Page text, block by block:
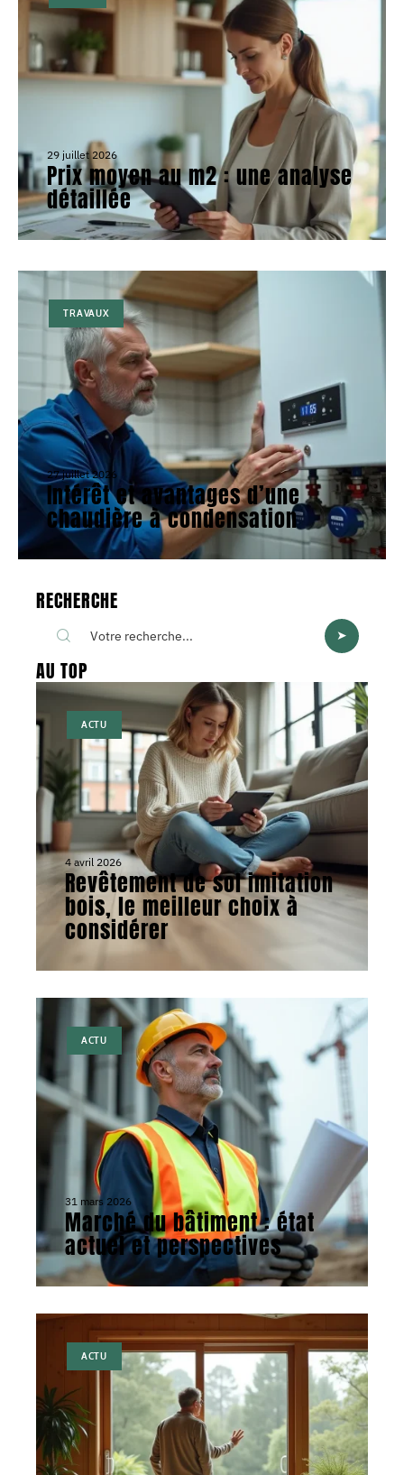
29 juillet 2026
Prix moyen au m2 : une analyse
détaillée
TRAVAUX
27 juillet 2026
Intérêt et avantages d’une
chaudière à condensation
RECHERCHE
AU TOP
ACTU
4 avril 2026
Revêtement de sol imitation
bois, le meilleur choix à
considérer
ACTU
31 mars 2026
Marché du bâtiment : état
actuel et perspectives
ACTU